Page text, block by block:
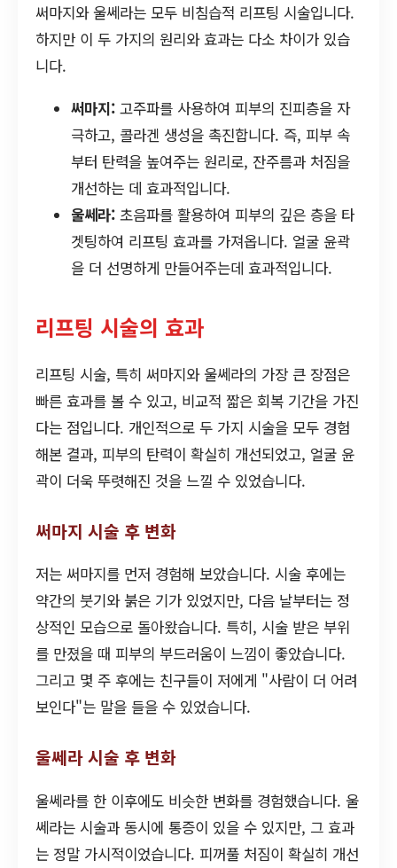
써마지와 울쎄라는 모두 비침습적 리프팅 시술입니다.
하지만 이 두 가지의 원리와 효과는 다소 차이가 있습
니다.
써마지: 고주파를 사용하여 피부의 진피층을 자
극하고, 콜라겐 생성을 촉진합니다. 즉, 피부 속
부터 탄력을 높여주는 원리로, 잔주름과 처짐을
개선하는 데 효과적입니다.
울쎄라: 초음파를 활용하여 피부의 깊은 층을 타
겟팅하여 리프팅 효과를 가져옵니다. 얼굴 윤곽
을 더 선명하게 만들어주는데 효과적입니다.
리프팅 시술의 효과
리프팅 시술, 특히 써마지와 울쎄라의 가장 큰 장점은
빠른 효과를 볼 수 있고, 비교적 짧은 회복 기간을 가진
다는 점입니다. 개인적으로 두 가지 시술을 모두 경험
해본 결과, 피부의 탄력이 확실히 개선되었고, 얼굴 윤
곽이 더욱 뚜렷해진 것을 느낄 수 있었습니다.
써마지 시술 후 변화
저는 써마지를 먼저 경험해 보았습니다. 시술 후에는
약간의 붓기와 붉은 기가 있었지만, 다음 날부터는 정
상적인 모습으로 돌아왔습니다. 특히, 시술 받은 부위
를 만졌을 때 피부의 부드러움이 느낌이 좋았습니다.
그리고 몇 주 후에는 친구들이 저에게 "사람이 더 어려
보인다"는 말을 들을 수 있었습니다.
울쎄라 시술 후 변화
울쎄라를 한 이후에도 비슷한 변화를 경험했습니다. 울
쎄라는 시술과 동시에 통증이 있을 수 있지만, 그 효과
는 정말 가시적이었습니다. 피꺼풀 처짐이 확실히 개선